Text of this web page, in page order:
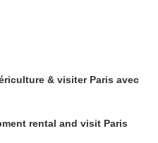
& visiter Paris avec
rental and visit Paris